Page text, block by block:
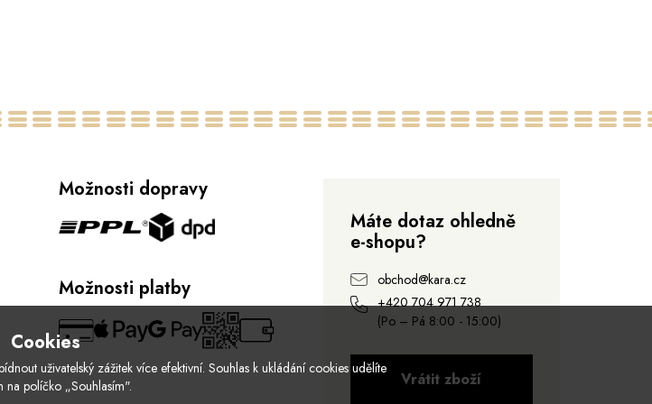
Možnosti dopravy
Možnosti platby
Máte dotaz ohledně
e-shopu?
obchod@kara.cz
+420 704 971 738
(Po – Pá 8:00 - 15:00)
Vrátit zboží
Cookies
uživatelský zážitek více efektivní. Souhlas k ukládání cookies udělíte
na políčko „Souhlasím".